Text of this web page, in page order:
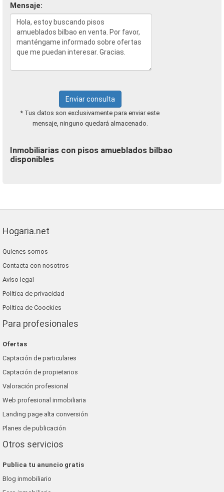
Mensaje:
Enviar consulta
* Tus datos son exclusivamente para enviar este
mensaje, ninguno quedará almacenado.
Inmobiliarias con pisos amueblados bilbao
disponibles
Hogaria.net
Quienes somos
Contacta con nosotros
Aviso legal
Política de privacidad
Política de Coockies
Para profesionales
Ofertas
Captación de particulares
Captación de propietarios
Valoración profesional
Web profesional inmobiliaria
Landing page alta conversión
Planes de publicación
Otros servicios
Publica tu anuncio gratis
Blog inmobiliario